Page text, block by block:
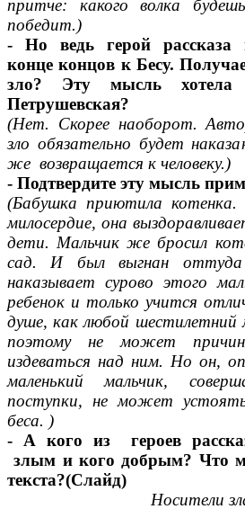
притче: какого волка
победит.)
- Но ведь герой рассказа
конце концов к Бесу.
зло? Эту мысль хотела
Петрушевская?
(Нет. Скорее наоборот.
зло обязательно будет
же возвращается к человеку.)
- Подтвердите эту мысль
(Бабушка приютила котенка.
милосердие, она
дети. Мальчик же бросил
сад. И был выгнан оттуда
наказывает сурово этого
ребенок и только учится
душе, как любой шестилетний
поэтому не может
издеваться над ним. Но он,
маленький мальчик,
поступки, не может
беса. )
- А кого из героев
злым и кого добрым? Что
текста?(Слайд)
Носители